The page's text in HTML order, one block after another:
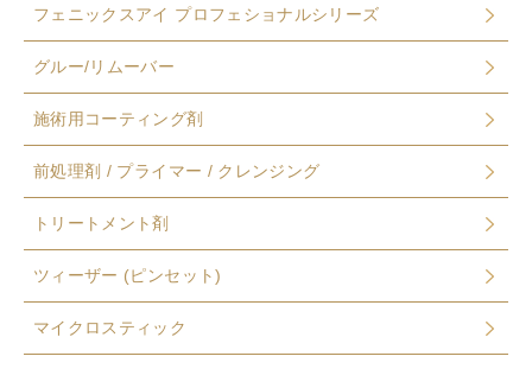
フェニックスアイ プロフェショナルシリーズ
グルー/リムーバー
施術用コーティング剤
前処理剤 / プライマー / クレンジング
トリートメント剤
ツィーザー (ピンセット)
マイクロスティック